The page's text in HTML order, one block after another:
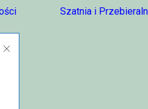
Szatnia i